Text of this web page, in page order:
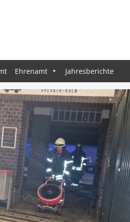
Ehrenamt Jahresberichte